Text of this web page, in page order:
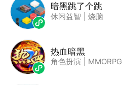
暗黑跳了个跳
休闲益智 烧脑
热血暗黑
角色扮演 MMORPG